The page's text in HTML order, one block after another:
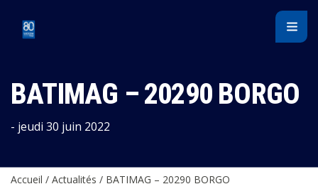
BATIMAG – 20290 BORGO
- jeudi 30 juin 2022
Accueil / Actualités / BATIMAG – 20290 BORGO